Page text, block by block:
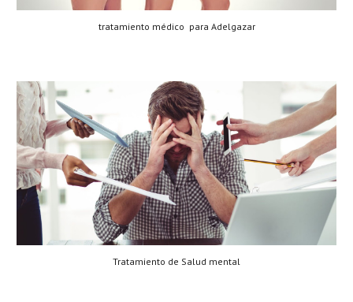
tratamiento médico para Adelgazar
Tratamiento de Salud mental